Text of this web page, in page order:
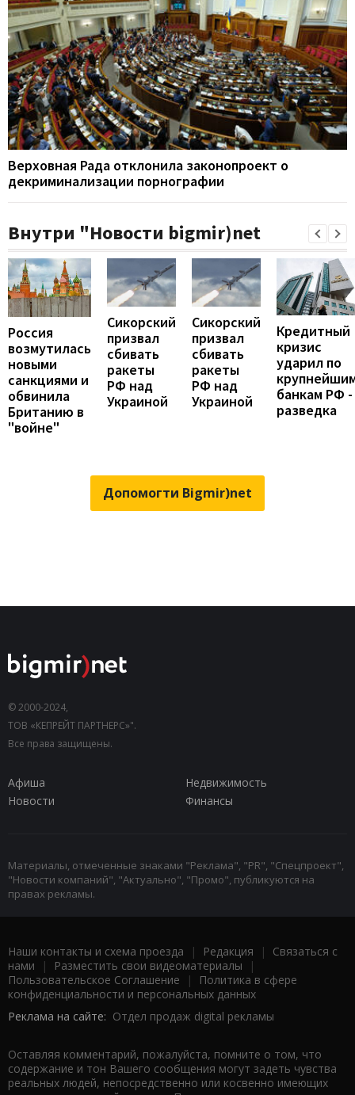
Верховная Рада отклонила законопроект о
декриминализации порнографии
Внутри "Новости bigmir)net
Россия
возмутилась
новыми
санкциями и
обвинила
Британию в
"войне"
Сикорский
призвал
сбивать
ракеты
РФ над
Украиной
Сикорский
призвал
сбивать
ракеты
РФ над
Украиной
Кредитный
кризис
ударил по
банкам РФ -
разведка
Допомогти Bigmir)net
© 2000-2024,
ТОВ «КЕПРЕЙТ ПАРТНЕРС»".
Все права защищены.
Афиша
Недвижимость
Новости
Финансы
Материалы, отмеченные знаками "Реклама", "PR", "Спецпроект",
"Новости компаний", "Актуально", "Промо", публикуются на
правах рекламы.
Наши контакты и схема проезда | Редакция | Связаться с
нами | Разместить свои видеоматериалы |
Пользовательское Соглашение |
Политика в сфере
конфиденциальности и персональных данных
Реклама на сайте: Отдел продаж digital рекламы
Оставляя комментарий, пожалуйста, помните о том, что
содержание и тон Вашего сообщения могут задеть чувства
реальных людей, непосредственно или косвенно имеющих